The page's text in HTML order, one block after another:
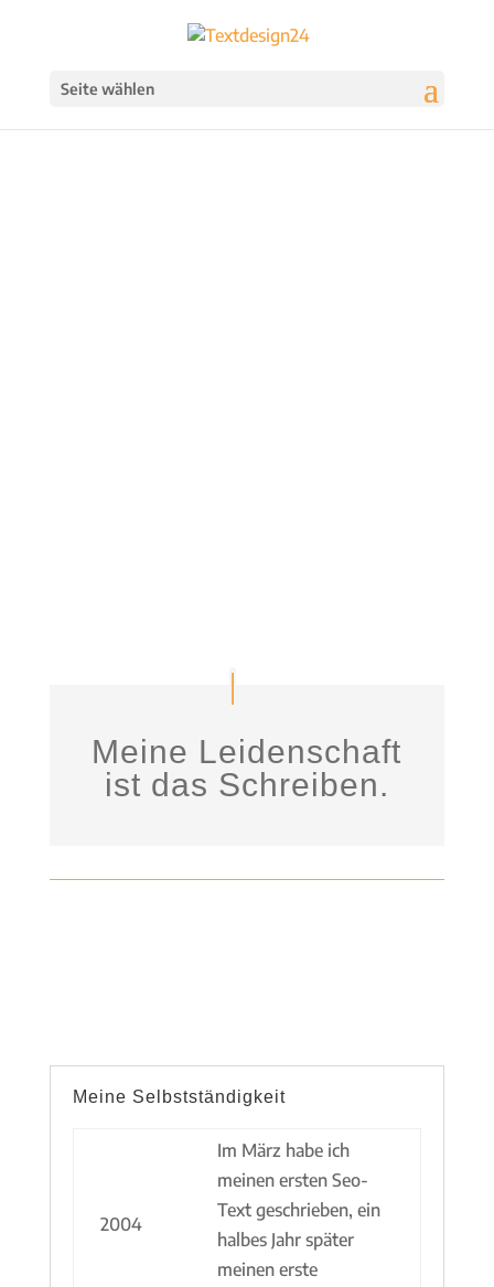
Seite wählen
Meine Leidenschaft
ist das Schreiben.
Meine Selbstständigkeit
2004
Im März habe ich
meinen ersten Seo-
Text geschrieben, ein
halbes Jahr später
meinen erste